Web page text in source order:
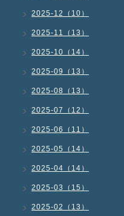
2025-12（10）
2025-11（13）
2025-10（14）
2025-09（13）
2025-08（13）
2025-07（12）
2025-06（11）
2025-05（14）
2025-04（14）
2025-03（15）
2025-02（13）